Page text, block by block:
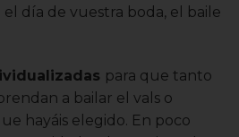
día de vuestra boda, el baile
para que tanto
a bailar el vals o
hayáis elegido. En poco